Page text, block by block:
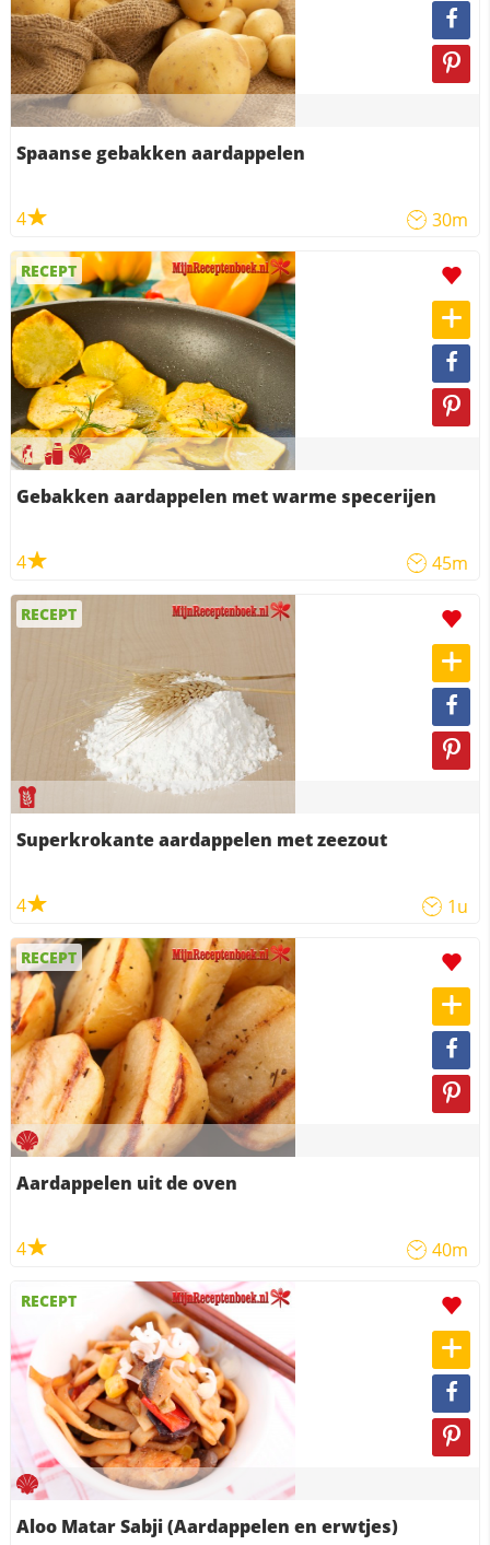
Spaanse gebakken aardappelen
4 30m
RECEPT
Gebakken aardappelen met warme specerijen
4 45m
RECEPT
Superkrokante aardappelen met zeezout
4 1u
RECEPT
Aardappelen uit de oven
4 40m
RECEPT
Aloo Matar Sabji (Aardappelen en erwtjes)